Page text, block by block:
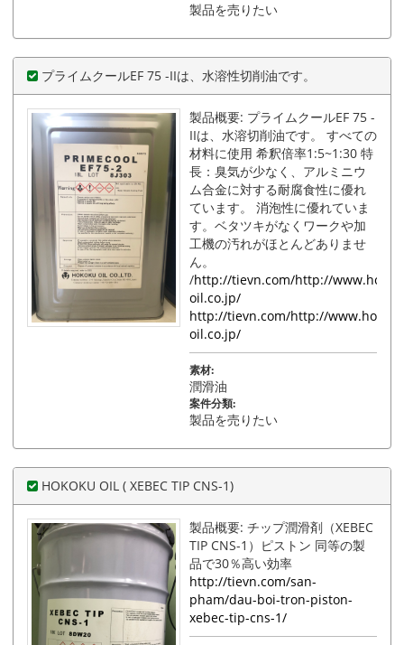
製品を売りたい
プライムクールEF 75 -IIは、水溶性切削油です。
製品概要: プライムクールEF 75 -
IIは、水溶切削油です。 すべての
材料に使用 希釈倍率1:5~1:30 特
長：臭気が少なく、アルミニウ
ム合金に対する耐腐食性に優れ
ています。 消泡性に優れていま
す。ベタツキがなくワークや加
工機の汚れがほとんどありませ
ん。
/http://tievn.com/http://
oil.co.jp/
http://tievn.com/http://
oil.co.jp/
素材:
潤滑油
案件分類:
製品を売りたい
HOKOKU OIL ( XEBEC TIP CNS-1)
製品概要: チップ潤滑剤（XEBEC
TIP CNS-1）ピストン 同等の製
品で30％高い効率
http://tievn.com/san-
pham/dau-boi-tron-piston-
xebec-tip-cns-1/